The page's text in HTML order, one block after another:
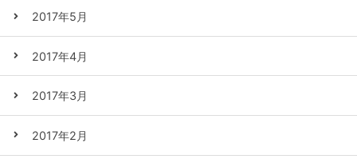
2017年5月
2017年4月
2017年3月
2017年2月